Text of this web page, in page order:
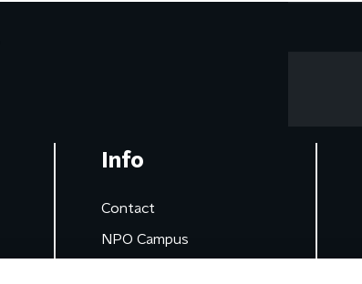
Info
Contact
NPO Campus